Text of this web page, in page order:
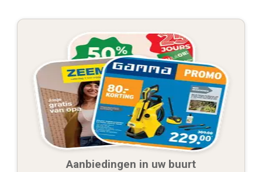
Aanbiedingen in uw buurt